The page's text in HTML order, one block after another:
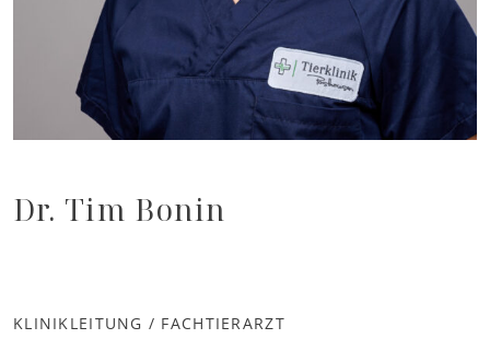
Dr. Tim Bonin
KLINIKLEITUNG / FACHTIERARZT